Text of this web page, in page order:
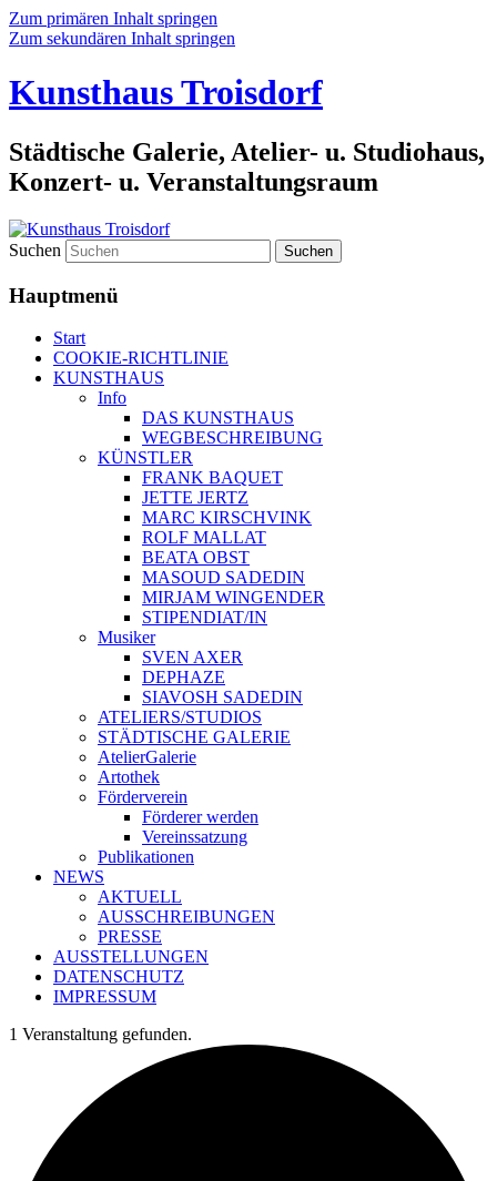
Zum primären Inhalt springen
Zum sekundären Inhalt springen
Kunsthaus Troisdorf
Städtische Galerie, Atelier- u. Studiohaus,
Konzert- u. Veranstaltungsraum
Suchen
Hauptmenü
Start
COOKIE-RICHTLINIE
KUNSTHAUS
Info
DAS KUNSTHAUS
WEGBESCHREIBUNG
KÜNSTLER
FRANK BAQUET
JETTE JERTZ
MARC KIRSCHVINK
ROLF MALLAT
BEATA OBST
MASOUD SADEDIN
MIRJAM WINGENDER
STIPENDIAT/IN
Musiker
SVEN AXER
DEPHAZE
SIAVOSH SADEDIN
ATELIERS/STUDIOS
STÄDTISCHE GALERIE
AtelierGalerie
Artothek
Förderverein
Förderer werden
Vereinssatzung
Publikationen
NEWS
AKTUELL
AUSSCHREIBUNGEN
PRESSE
AUSSTELLUNGEN
DATENSCHUTZ
IMPRESSUM
1 Veranstaltung gefunden.